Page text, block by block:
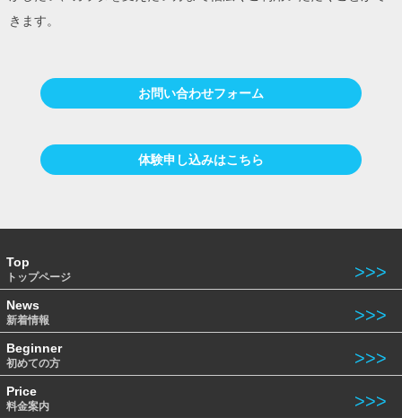
きます。
お問い合わせフォーム
体験申し込みはこちら
Top
トップページ
News
新着情報
Beginner
初めての方
Price
料金案内